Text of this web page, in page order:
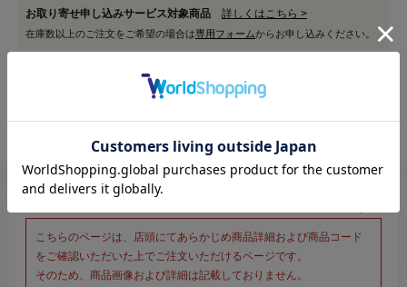
お取り寄せ申し込みサービス対象商品 詳しくはこちら >
在庫数以上のご注文をご希望の場合は専用フォームからお申し込みください。
こちらのページは、店頭にてあらかじめ商品詳細および商品コード
をご確認いただいた上でご注文いただけるページです。
そのため、商品画像および詳細は記載しておりません。